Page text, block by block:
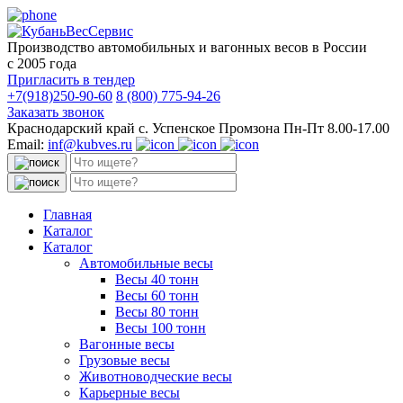
Производство автомобильных и вагонных весов в России
с 2005 года
Пригласить в тендер
+7(918)250-90-60 8 (800) 775-94-26
Заказать звонок
Краснодарский край с. Успенское Промзона Пн-Пт 8.00-17.00
Email: inf@kubves.ru
Поиск:
Поиск:
Главная
Каталог
Каталог
Автомобильные весы
Весы 40 тонн
Весы 60 тонн
Весы 80 тонн
Весы 100 тонн
Вагонные весы
Грузовые весы
Животноводческие весы
Карьерные весы